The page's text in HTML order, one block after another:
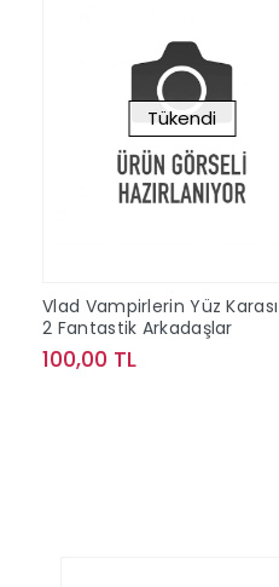
Tükendi
Vlad Vampirlerin Yüz Karası
2 Fantastik Arkadaşlar
100,00 TL